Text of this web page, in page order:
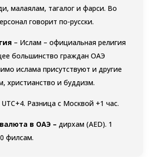
малаялам, тагалог и фарси. Во
говорит по-русски.
– Ислам – официальная религия
большинство граждан ОАЭ
ислама присутствуют и другие
христианство и буддизм.
UTC+4. Разница с Москвой +1 час.
в ОАЭ – дирхам (AED). 1
филсам.